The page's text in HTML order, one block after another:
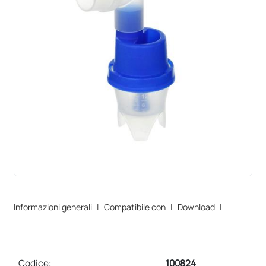
Informazioni generali | Compatibile con | Download |
Codice:
100824